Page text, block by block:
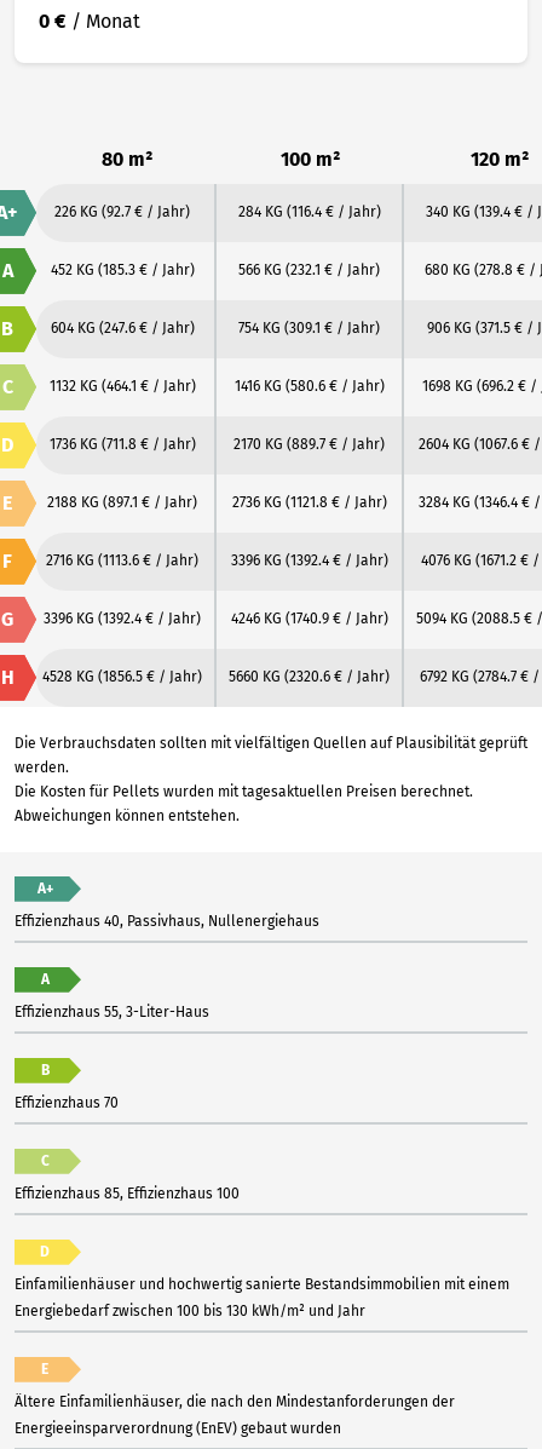
0 € / Monat
80 m² 100 m² 120 m²
226 KG (92.7 € / Jahr) 284 KG (116.4 € / Jahr) 340 KG (139.4 € /
A 452 KG (185.3 € / Jahr) 566 KG (232.1 € / Jahr) 680 KG (278.8 € /
B 604 KG (247.6 € / Jahr) 754 KG (309.1 € / Jahr) 906 KG (371.5 € /
C 1132 KG (464.1 € / Jahr) 1416 KG (580.6 € / Jahr) 1698 KG (696.2 € /
D 1736 KG (711.8 € / Jahr) 2170 KG (889.7 € / Jahr) 2604 KG (1067.6 €
E 2188 KG (897.1 € / Jahr) 2736 KG (1121.8 € / Jahr) 3284 KG (1346.4 €
F 2716 KG (1113.6 € / Jahr) 3396 KG (1392.4 € / Jahr) 4076 KG (1671.2 €
G 3396 KG (1392.4 € / Jahr) 4246 KG (1740.9 € / Jahr) 5094 KG (2088.5 €
H 4528 KG (1856.5 € / Jahr) 5660 KG (2320.6 € / Jahr) 6792 KG (2784.7 €
Die Verbrauchsdaten sollten mit vielfältigen Quellen auf Plausibilität geprüft
werden.
Die Kosten für Pellets wurden mit tagesaktuellen Preisen berechnet.
Abweichungen können entstehen.
A+
Effizienzhaus 40, Passivhaus, Nullenergiehaus
A
Effizienzhaus 55, 3-Liter-Haus
B
Effizienzhaus 70
C
Effizienzhaus 85, Effizienzhaus 100
D
Einfamilienhäuser und hochwertig sanierte Bestandsimmobilien mit einem
Energiebedarf zwischen 100 bis 130 kWh/m² und Jahr
E
Ältere Einfamilienhäuser, die nach den Mindestanforderungen der
Energieeinsparverordnung (EnEV) gebaut wurden